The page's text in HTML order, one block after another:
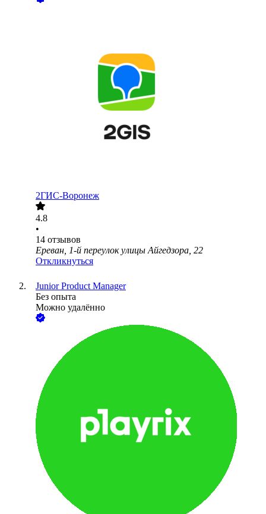
2ГИС-Воронеж
4.8
•
14 отзывов
Ереван, 1-й переулок улицы Айгедзора, 22
Откликнуться
Junior Product Manager
Без опыта
Можно удалённо